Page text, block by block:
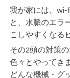
我が家には、wi-
と、水脈のエラ
こしやすくなる
その2頭の対策
色々とやってき
どんな機械・グ